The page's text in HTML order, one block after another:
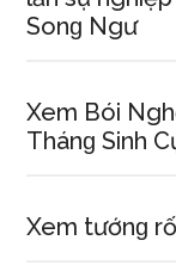
Sonɡ Ngư
Xem Bói
Thánɡ Sinh
Xem tướnɡ